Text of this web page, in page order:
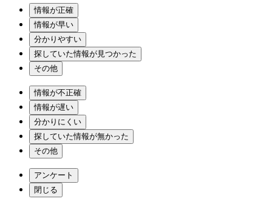
情報が正確
情報が早い
分かりやすい
探していた情報が見つかった
その他
情報が不正確
情報が遅い
分かりにくい
探していた情報が無かった
その他
アンケート
閉じる